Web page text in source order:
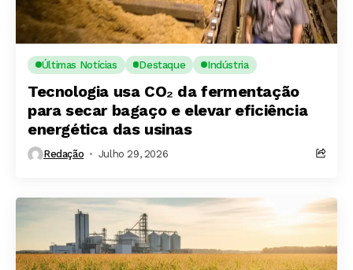
Últimas Notícias Destaque Indústria
Tecnologia usa CO₂ da fermentação
para secar bagaço e elevar eficiência
energética das usinas
Redação Julho 29, 2026